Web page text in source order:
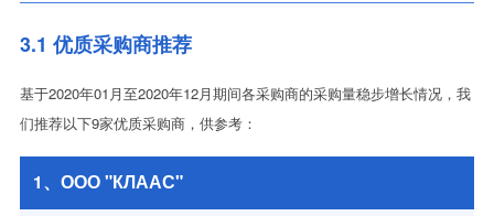
3.1 优质采购商推荐
基于2020年01月至2020年12月期间各采购商的采购量稳步增长情况，我
们推荐以下9家优质采购商，供参考：
1、ООО "КЛААС"